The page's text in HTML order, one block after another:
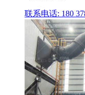
联系电话: 180